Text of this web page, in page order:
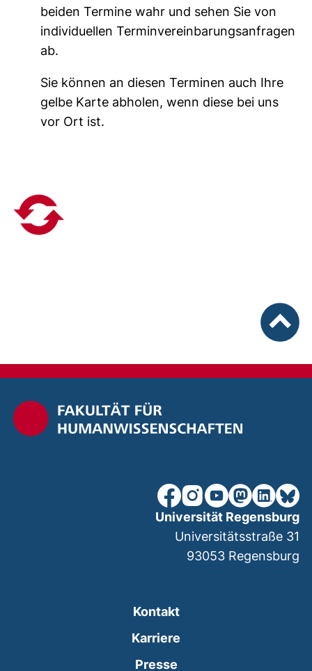
beiden Termine wahr und sehen Sie von
individuellen Terminvereinbarungsanfragen
ab.
Sie können an diesen Terminen auch Ihre
gelbe Karte abholen, wenn diese bei uns
vor Ort ist.
unsere Facebook-Seite
unsere Instagram-
unsere YouTube-
unsereunsere
Kontakt
Karriere
Presse
Universität Regensburg
Universitätsstraße 31
93053 Regensburg